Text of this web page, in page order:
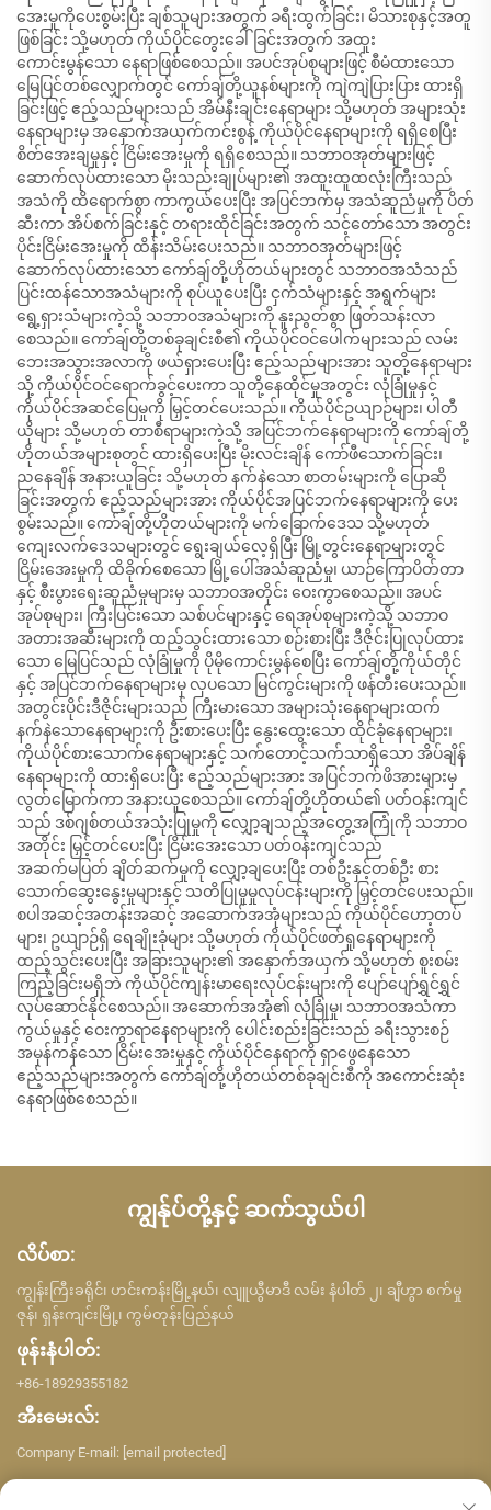
အေးမှုကိုပေးစွမ်းပြီး ချစ်သူများအတွက် ခရီးထွက်ခြင်း၊ မိသားစုနှင့်အတူ
ဖြစ်ခြင်း သို့မဟုတ် ကိုယ်ပိုင်တွေးခေါ်ခြင်းအတွက် အထူး
ကောင်းမွန်သော နေရာဖြစ်စေသည်။ အပင်အုပ်စုများဖြင့် စီမံထားသော
မြေပြင်တစ်လျှောက်တွင် ကော်ချ်တို့ယူနစ်များကို ကျဲကျဲပြားပြား ထားရှိ
ခြင်းဖြင့် ဧည့်သည်များသည် အိမ်နီးချင်းနေရာများ သို့မဟုတ် အများသုံး
နေရာများမှ အနှောက်အယှက်ကင်းစွန့် ကိုယ်ပိုင်နေရာများကို ရရှိစေပြီး
စိတ်အေးချမှုနှင့် ငြိမ်းအေးမှုကို ရရှိစေသည်။ သဘာဝအုတ်များဖြင့်
ဆောက်လုပ်ထားသော မိုးသည်းချုပ်များ၏ အထူးထူထလုံးကြီးသည်
အသံကို ထိရောက်စွာ ကာကွယ်ပေးပြီး အပြင်ဘက်မှ အသံဆူညံမှုကို ပိတ်
ဆီးကာ အိပ်စက်ခြင်းနှင့် တရားထိုင်ခြင်းအတွက် သင့်တော်သော အတွင်း
ပိုင်းငြိမ်းအေးမှုကို ထိန်းသိမ်းပေးသည်။ သဘာဝအုတ်များဖြင့်
ဆောက်လုပ်ထားသော ကော်ချ်တို့ဟိုတယ်များတွင် သဘာဝအသံသည်
ပြင်းထန်သောအသံများကို စုပ်ယူပေးပြီး ငှက်သံများနှင့် အရွက်များ
ရွေ့ရှားသံများကဲ့သို့ သဘာဝအသံများကို နူးညွတ်စွာ ဖြတ်သန်းလာ
စေသည်။ ကော်ချ်တို့တစ်ခုချင်းစီ၏ ကိုယ်ပိုင်ဝင်ပေါက်များသည် လမ်း
ဘေးအသွားအလာကို ဖယ်ရှားပေးပြီး ဧည့်သည်များအား သူတို့နေရာများ
သို့ ကိုယ်ပိုင်ဝင်ရောက်ခွင့်ပေးကာ သူတို့နေထိုင်မှုအတွင်း လုံခြုံမှုနှင့်
ကိုယ်ပိုင်အဆင်ပြေမှုကို မြှင့်တင်ပေးသည်။ ကိုယ်ပိုင်ဥယျာဉ်များ၊ ပါတီ
ယိုများ သို့မဟုတ် တာစီရာများကဲ့သို့ အပြင်ဘက်နေရာများကို ကော်ချ်တို့
ဟိုတယ်အများစုတွင် ထားရှိပေးပြီး မိုးလင်းချိန် ကော်ဖီသောက်ခြင်း၊
ညနေချိန် အနားယူခြင်း သို့မဟုတ် နက်နဲသော စာတမ်းများကို ပြောဆို
ခြင်းအတွက် ဧည့်သည်များအား ကိုယ်ပိုင်အပြင်ဘက်နေရာများကို ပေး
စွမ်းသည်။ ကော်ချ်တို့ဟိုတယ်များကို မက်ခြောက်ဒေသ သို့မဟုတ်
ကျေးလက်ဒေသများတွင် ရွေးချယ်လေ့ရှိပြီး မြို့တွင်းနေရာများတွင်
ငြိမ်းအေးမှုကို ထိခိုက်စေသော မြို့ပေါ်အသံဆူညံမှု၊ ယာဉ်ကြောပိတ်တာ
နှင့် စီးပွားရေးဆူညံမှုများမှ သဘာဝအတိုင်း ဝေးကွာစေသည်။ အပင်
အုပ်စုများ၊ ကြီးပြင်းသော သစ်ပင်များနှင့် ရေအုပ်စုများကဲ့သို့ သဘာဝ
အတားအဆီးများကို ထည့်သွင်းထားသော စဉ်းစားပြီး ဒီဇိုင်းပြုလုပ်ထား
သော မြေပြင်သည် လုံခြုံမှုကို ပိုမိုကောင်းမွန်စေပြီး ကော်ချ်တို့ကိုယ်တိုင်
နှင့် အပြင်ဘက်နေရာများမှ လှပသော မြင်ကွင်းများကို ဖန်တီးပေးသည်။
အတွင်းပိုင်းဒီဇိုင်းများသည် ကြီးမားသော အများသုံးနေရာများထက်
နက်နဲသောနေရာများကို ဦးစားပေးပြီး နွေးထွေးသော ထိုင်ခုံနေရာများ၊
ကိုယ်ပိုင်စားသောက်နေရာများနှင့် သက်တောင့်သက်သာရှိသော အိပ်ချိန်
နေရာများကို ထားရှိပေးပြီး ဧည့်သည်များအား အပြင်ဘက်ဖိအားများမှ
လွတ်မြောက်ကာ အနားယူစေသည်။ ကော်ချ်တို့ဟိုတယ်၏ ပတ်ဝန်းကျင်
သည် ဒစ်ဂျစ်တယ်အသုံးပြုမှုကို လျှော့ချသည့်အတွေ့အကြုံကို သဘာဝ
အတိုင်း မြှင့်တင်ပေးပြီး ငြိမ်းအေးသော ပတ်ဝန်းကျင်သည်
အဆက်မပြတ် ချိတ်ဆက်မှုကို လျှော့ချပေးပြီး တစ်ဦးနှင့်တစ်ဦး စား
သောက်ဆွေးနွေးမှုများနှင့် သတိပြုမူမှုလုပ်ငန်းများကို မြှင့်တင်ပေးသည်။
စပါအဆင့်အတန်းအဆင့် အဆောက်အအုံများသည် ကိုယ်ပိုင်ဟော့တပ်
များ၊ ဥယျာဉ်ရှိ ရေချိုးခုံများ သို့မဟုတ် ကိုယ်ပိုင်ဖတ်ရှုနေရာများကို
ထည့်သွင်းပေးပြီး အခြားသူများ၏ အနှောက်အယှက် သို့မဟုတ် စူးစမ်း
ကြည့်ခြင်းမရှိဘဲ ကိုယ်ပိုင်ကျန်းမာရေးလုပ်ငန်းများကို ပျော်ပျော်ရွှင်ရွှင်
လုပ်ဆောင်နိုင်စေသည်။ အဆောက်အအုံ၏ လုံခြုံမှု၊ သဘာဝအသံကာ
ကွယ်မှုနှင့် ဝေးကွာရာနေရာများကို ပေါင်းစည်းခြင်းသည် ခရီးသွားစဉ်
အမှန်ကန်သော ငြိမ်းအေးမှုနှင့် ကိုယ်ပိုင်နေရာကို ရှာဖွေနေသော
ဧည့်သည်များအတွက် ကော်ချ်တို့ဟိုတယ်တစ်ခုချင်းစီကို အကောင်းဆုံး
နေရာဖြစ်စေသည်။
ကျွန်ုပ်တို့နှင့် ဆက်သွယ်ပါ
လိပ်စာ:
ကျွန်းကြီးခရိုင်၊ ဟင်းကန်းမြို့နယ်၊ လျူယွီမာဒီ လမ်း နံပါတ် ၂၊ ချီဟွာ စက်မှု
ဇုန်၊ ရှန်းကျင်းမြို့၊ ကွမ်တုန်းပြည်နယ်
ဖုန်းနံပါတ်:
+86-18929355182
အီးမေးလ်:
Company E-mail: [email protected]